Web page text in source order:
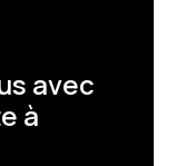
avec
à